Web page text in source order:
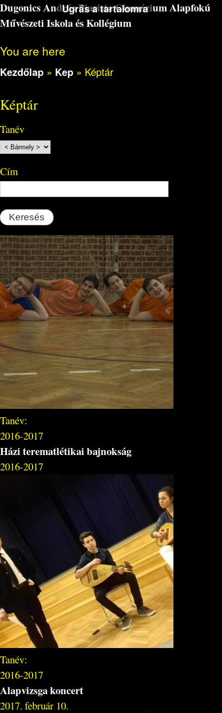
Ugrás a tartalomra
Dugonics András Piarista Gimnázium Alapfokú
Művészeti Iskola és Kollégium
You are here
Kezdőlap » Kep » Képtár
Képtár
Tanév
Cím
Tanév:
2016-2017
Házi terematlétikai bajnokság
2016-2017
Tanév:
2016-2017
Alapvizsga koncert
2017. február 10.